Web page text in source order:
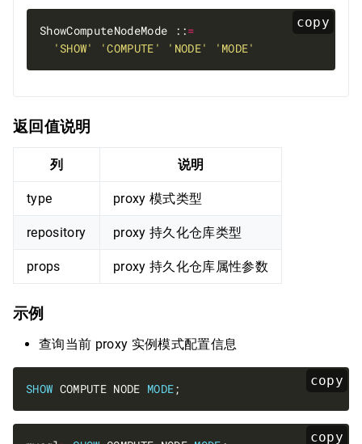
copy
ShowComputeNodeMode ::=
'SHOW'
'COMPUTE' 'NODE' 'MODE'
返回值说明
列 说明
type proxy 模式类型
repository proxy 持久化仓库类型
props proxy 持久化仓库属性参数
示例
查询当前 proxy 实例模式配置信息
copy
SHOW COMPUTE NODE MODE
copy